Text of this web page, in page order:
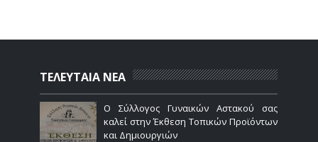
ΤΕΛΕΥΤΑΙΑ ΝΕΑ
Ο Σύλλογος Γυναικών Αστακού σας
καλεί στην Έκθεση Τοπικών Προϊόντων
και Δημιουργιών